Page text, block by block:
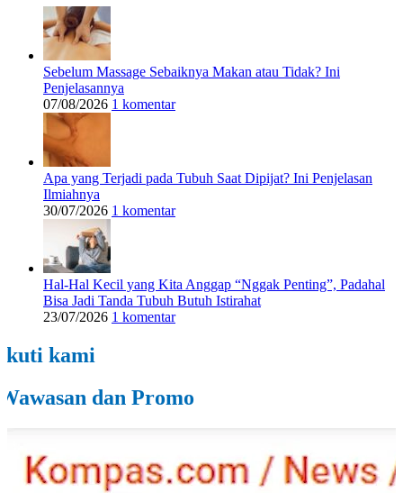
Sebelum Massage Sebaiknya Makan atau Tidak? Ini
Penjelasannya
07/08/2026 1 komentar
Apa yang Terjadi pada Tubuh Saat Dipijat? Ini Penjelasan
Ilmiahnya
30/07/2026 1 komentar
Hal-Hal Kecil yang Kita Anggap “Nggak Penting”, Padahal
Bisa Jadi Tanda Tubuh Butuh Istirahat
23/07/2026 1 komentar
kami
dan Promo